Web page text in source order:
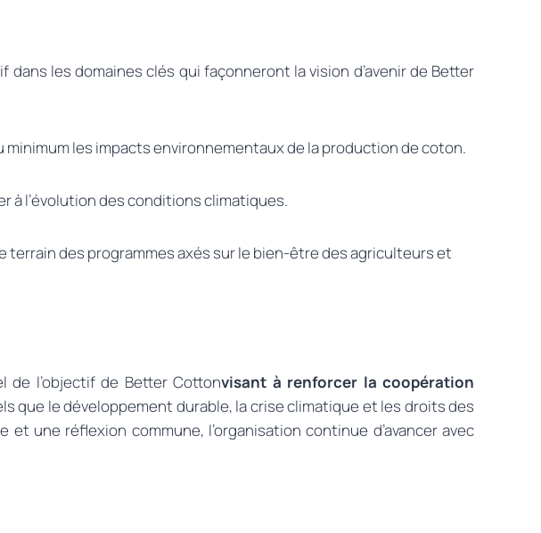
les domaines clés qui façonneront la vision d’avenir de Better
les impacts environnementaux de la production de coton.
à l’évolution des conditions climatiques.
terrain des programmes axés sur le bien-être des agriculteurs et
de l’objectif de Better Cottonvisant à renforcer la coopération
que le développement durable, la crise climatique et les droits des
une réflexion commune, l’organisation continue d’avancer avec